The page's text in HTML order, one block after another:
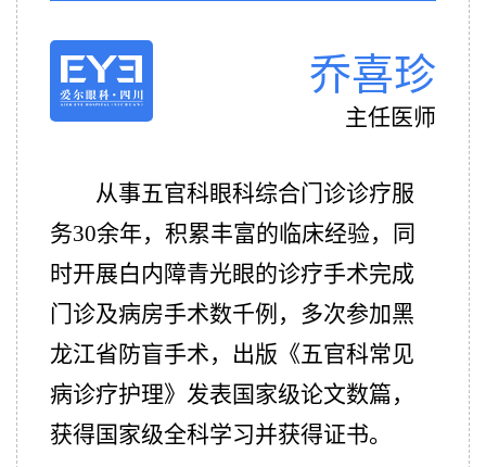
乔喜珍
主任医师
从事五官科眼科综合门诊诊疗服
务30余年，积累丰富的临床经验，同
时开展白内障青光眼的诊疗手术完成
门诊及病房手术数千例，多次参加黑
龙江省防盲手术，出版《五官科常见
病诊疗护理》发表国家级论文数篇，
获得国家级全科学习并获得证书。